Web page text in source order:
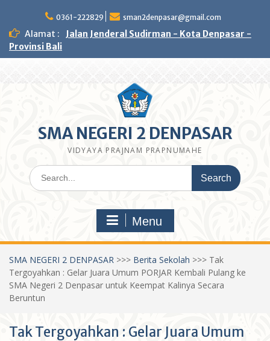
content
0361-222829 sman2denpasar@gmail.com
Alamat :
Jalan Jenderal Sudirman - Kota Denpasar -
Provinsi Bali
SMA NEGERI 2 DENPASAR
VIDYAYA PRAJNAM PRAPNUMAHE
Search
for:
Menu
SMA NEGERI 2 DENPASAR >>> Berita Sekolah >>> Tak
Tergoyahkan : Gelar Juara Umum PORJAR Kembali Pulang ke
SMA Negeri 2 Denpasar untuk Keempat Kalinya Secara
Beruntun
Tak Tergoyahkan : Gelar Juara Umum